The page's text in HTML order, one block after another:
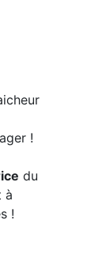
!
du
à
!